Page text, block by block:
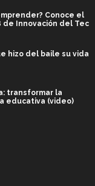
Conoce el
de Innovación del Tec
hizo del baile su vida
transformar la
educativa (video)